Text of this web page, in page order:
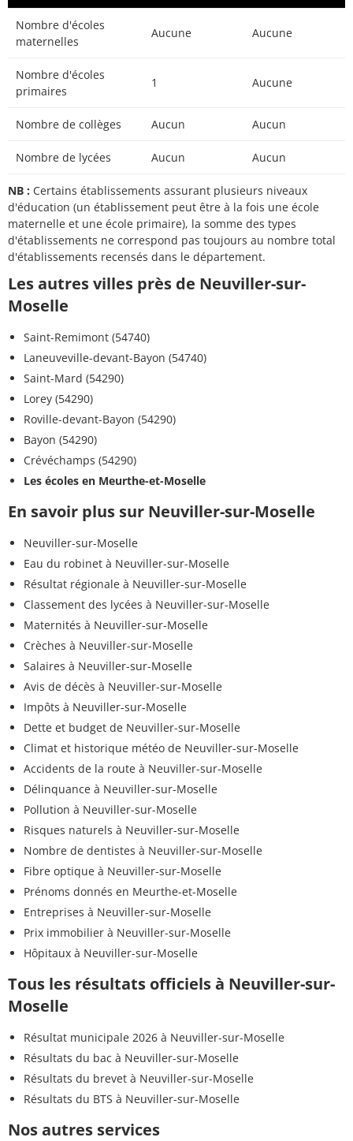
Nombre d'écoles
maternelles
Aucune Aucune
Nombre d'écoles
primaires
1 Aucune
Nombre de collèges Aucun Aucun
Nombre de lycées Aucun Aucun
NB : Certains établissements assurant plusieurs niveaux
d'éducation (un établissement peut être à la fois une école
maternelle et une école primaire), la somme des types
d'établissements ne correspond pas toujours au nombre total
d'établissements recensés dans le département.
Les autres villes près de Neuviller-sur-
Moselle
Saint-Remimont (54740)
Laneuveville-devant-Bayon (54740)
Saint-Mard (54290)
Lorey (54290)
Roville-devant-Bayon (54290)
Bayon (54290)
Crévéchamps (54290)
Les écoles en Meurthe-et-Moselle
En savoir plus sur Neuviller-sur-Moselle
Neuviller-sur-Moselle
Eau du robinet à Neuviller-sur-Moselle
Résultat régionale à Neuviller-sur-Moselle
Classement des lycées à Neuviller-sur-Moselle
Maternités à Neuviller-sur-Moselle
Crèches à Neuviller-sur-Moselle
Salaires à Neuviller-sur-Moselle
Avis de décès à Neuviller-sur-Moselle
Impôts à Neuviller-sur-Moselle
Dette et budget de Neuviller-sur-Moselle
Climat et historique météo de Neuviller-sur-Moselle
Accidents de la route à Neuviller-sur-Moselle
Délinquance à Neuviller-sur-Moselle
Pollution à Neuviller-sur-Moselle
Risques naturels à Neuviller-sur-Moselle
Nombre de dentistes à Neuviller-sur-Moselle
Fibre optique à Neuviller-sur-Moselle
Prénoms donnés en Meurthe-et-Moselle
Entreprises à Neuviller-sur-Moselle
Prix immobilier à Neuviller-sur-Moselle
Hôpitaux à Neuviller-sur-Moselle
Tous les résultats officiels à Neuviller-sur-
Moselle
Résultat municipale 2026 à Neuviller-sur-Moselle
Résultats du bac à Neuviller-sur-Moselle
Résultats du brevet à Neuviller-sur-Moselle
Résultats du BTS à Neuviller-sur-Moselle
Nos autres services